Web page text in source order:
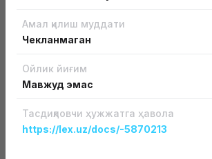
Лицензия ва
Амал қилиш муддати
Чекланмаган
Ойлик йиғим
Мавжуд эмас
Тасдиқловчи ҳужжатга ҳавола
https://lex.uz/docs/-5870213